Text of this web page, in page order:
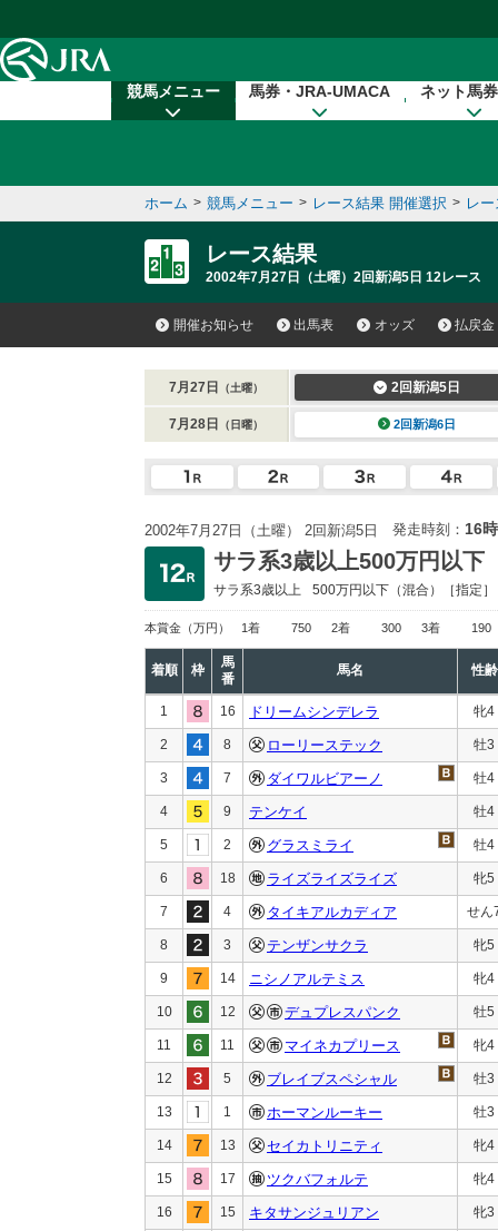
競馬メニュー 馬券・JRA-UMACA ネット馬
ホーム > 競馬メニュー > レース結果 開催選択 > レ
レース結果
2002年7月27日（土曜）2回新潟5日 12レース
開催お知らせ 出馬表 オッズ 払戻金
7月27日 （土曜） 2回新潟5日
7月28日 （日曜） 2回新潟6日
2002年7月27日（土曜） 2回新潟5日 発走時刻： 16
サラ系3歳以上500万円以下
サラ系3歳以上 500万円以下 （混合）［指定］
本賞金 （万円） 1着 750 2着 300 3着 190
着順 枠
馬
番
馬名 性齢
1 16 ドリームシンデレラ 牝4
2 8 ローリーステック 牡3
3 7 ダイワルビアーノ 牡4
4 9 テンケイ 牡4
5 2 グラスミライ 牡4
6 18 ライズライズライズ 牝5
7 4 タイキアルカディア せん
8 3 テンザンサクラ 牝5
9 14 ニシノアルテミス 牝4
10 12 デュプレスパンク 牡5
11 11 マイネカプリース 牝4
12 5 ブレイブスペシャル 牡3
13 1 ホーマンルーキー 牡3
14 13 セイカトリニティ 牝4
15 17 ツクバフォルテ 牝4
16 15 キタサンジュリアン 牝3